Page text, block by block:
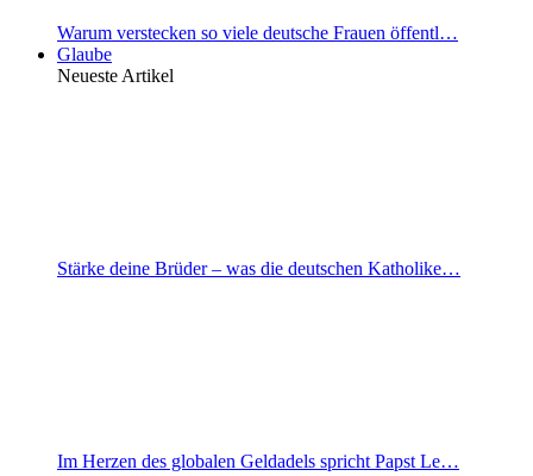
Warum verstecken so viele deutsche Frauen öffentl…
Glaube
Neueste Artikel
Stärke deine Brüder – was die deutschen Katholike…
Im Herzen des globalen Geldadels spricht Papst Le…